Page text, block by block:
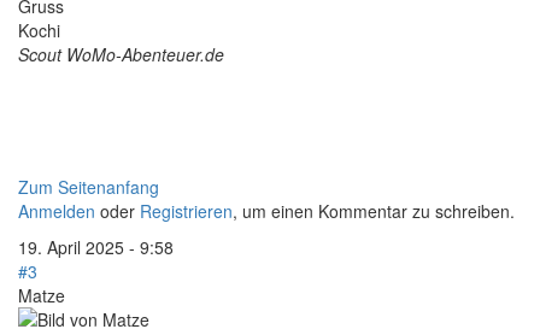
Gruss
Kochi
Scout WoMo-Abenteuer.de
Zum Seitenanfang
Anmelden oder Registrieren, um einen Kommentar zu schreiben.
19. April 2025 - 9:58
#3
Matze